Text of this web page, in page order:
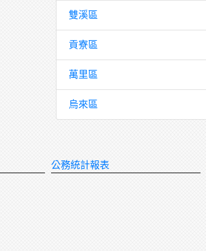
雙溪區
貢寮區
萬里區
烏來區
公務統計報表